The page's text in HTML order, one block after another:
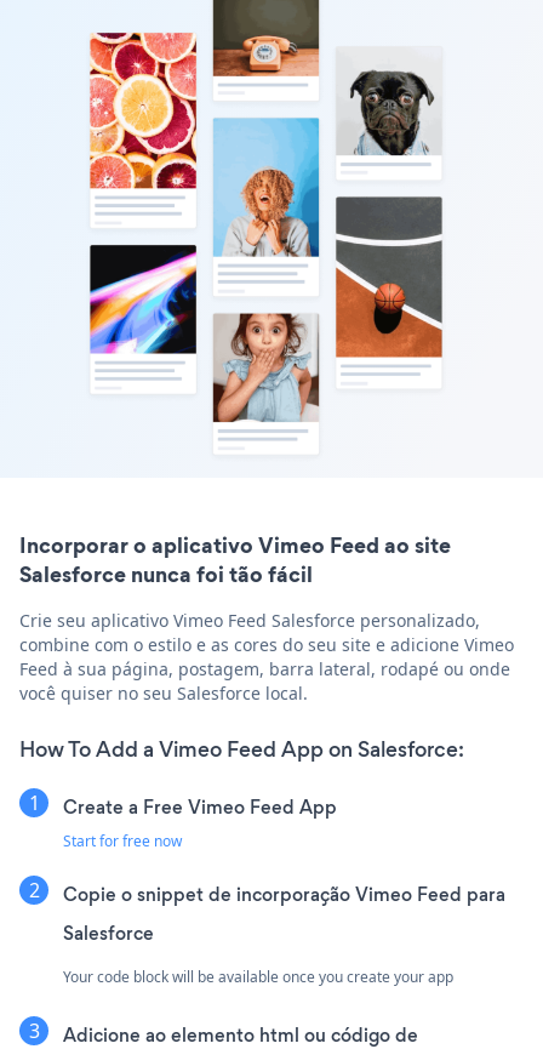
Incorporar o aplicativo Vimeo Feed ao site
Salesforce nunca foi tão fácil
Crie seu aplicativo Vimeo Feed Salesforce personalizado,
combine com o estilo e as cores do seu site e adicione Vimeo
Feed à sua página, postagem, barra lateral, rodapé ou onde
você quiser no seu Salesforce local.
How To Add a Vimeo Feed App on Salesforce:
Create a Free Vimeo Feed App
Start for free now
Copie o snippet de incorporação Vimeo Feed para
Salesforce
Your code block will be available once you create your app
Adicione ao elemento html ou código de